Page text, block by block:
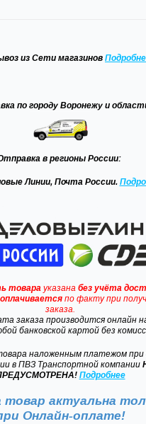
из Сети магазинов Подробне
по городу Воронежу и
в регионы России:
Линии, Почта России.
товарауказана без учёта
по факту при
заказа.
заказа производится онлайн
банковской картой без
наложенным платежом при
в ПВЗ Транспортной компании
Подробнее
товар актуальна
Онлайн-оплате!